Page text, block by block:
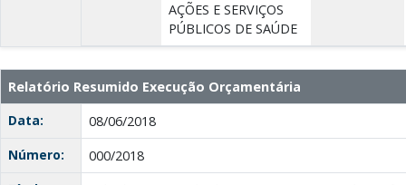
AÇÕES E SERVIÇOS
PÚBLICOS DE SAÚDE
Relatório Resumido Execução Orçamentária
Data:
08/06/2018
Número:
000/2018